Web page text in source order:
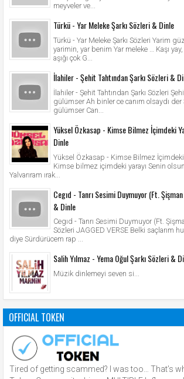
meyveler ve...
Türkü - Yar Meleke Şarkı Sözleri & Dinle
Türkü - Yar Meleke Şarkı Sözleri Yarim
yarimin, yar benim Yar meleke … Kaşı
aşığı çok G...
İlahiler - Şehit Tahtından Şarkı Sözleri &
İlahiler - Şehit Tahtından Şarkı Sözleri
gülümser Ah binler ce canım olsaydı
gülümser Can...
Yüksel Özkasap - Kimse Bilmez İçimdeki
Dinle
Yüksel Özkasap - Kimse Bilmez İçimdeki
Kimse bilmez içimdeki yarayı Senin
Yalvarıram ırak...
Cegıd - Tanrı Sesimi Duymuyor (Ft.
& Dinle
Cegıd - Tanrı Sesimi Duymuyor (Ft.
Sözleri JAGGED VERSE Belki saçlarım
diye Sürdürücem rap ...
Salih Yılmaz - Yema Oğul Şarkı Sözleri &
Müzik dinlemeyi seven si...
OFFICIAL TOKEN
Tired of getting scammed? I was too… That’s